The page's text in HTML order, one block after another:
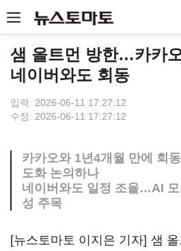
샘 올트먼 방한…카카
네이버와도 회동
입력: 2026-06-11 17:27:12
수정: 2026-06-11 17:27:12
카카오와 1년4개월 만에 회
도화 논의하나
네이버와도 일정 조율…AI 모
성 주목
[뉴스토마토 이지은 기자] 샘